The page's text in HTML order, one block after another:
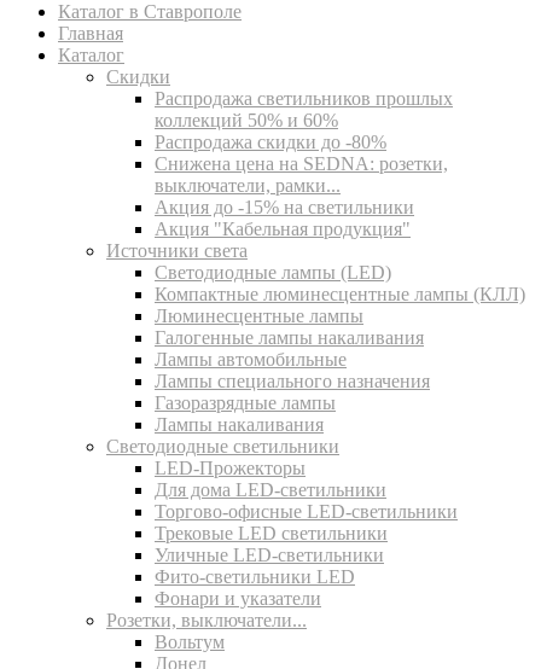
Каталог в Ставрополе
Главная
Каталог
Скидки
Распродажа светильников прошлых
коллекций 50% и 60%
Распродажа скидки до -80%
Cнижена цена на SEDNA: розетки,
выключатели, рамки...
Акция до -15% на светильники
Акция "Кабельная продукция"
Источники света
Светодиодные лампы (LED)
Компактные люминесцентные лампы (КЛЛ)
Люминесцентные лампы
Галогенные лампы накаливания
Лампы автомобильные
Лампы специального назначения
Газоразрядные лампы
Лампы накаливания
Светодиодные светильники
LED-Прожекторы
Для дома LED-светильники
Торгово-офисные LED-светильники
Трековые LED светильники
Уличные LED-светильники
Фито-светильники LED
Фонари и указатели
Розетки, выключатели...
Вольтум
Донел